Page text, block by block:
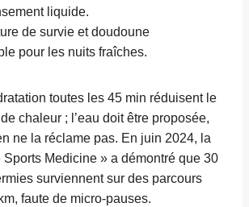
liquide.
de survie et doudoune
pour les nuits fraîches.
toutes les 45 min réduisent le
chaleur ; l’eau doit être proposée,
ne la réclame pas. En juin 2024, la
Medicine » a démontré que 30
surviennent sur des parcours
faute de micro-pauses.